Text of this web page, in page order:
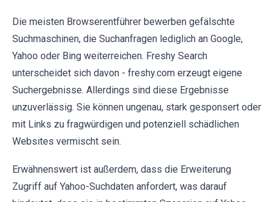
Die meisten Browserentführer bewerben gefälschte
Suchmaschinen, die Suchanfragen lediglich an Google,
Yahoo oder Bing weiterreichen. Freshy Search
unterscheidet sich davon - freshy.com erzeugt eigene
Suchergebnisse. Allerdings sind diese Ergebnisse
unzuverlässig. Sie können ungenau, stark gesponsert oder
mit Links zu fragwürdigen und potenziell schädlichen
Websites vermischt sein.
Erwähnenswert ist außerdem, dass die Erweiterung
Zugriff auf Yahoo-Suchdaten anfordert, was darauf